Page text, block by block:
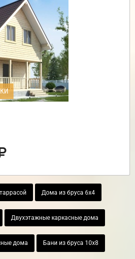
Дома из бруса 6х4
Двухэтажные каркасные дома
дома Бани из бруса 10х8